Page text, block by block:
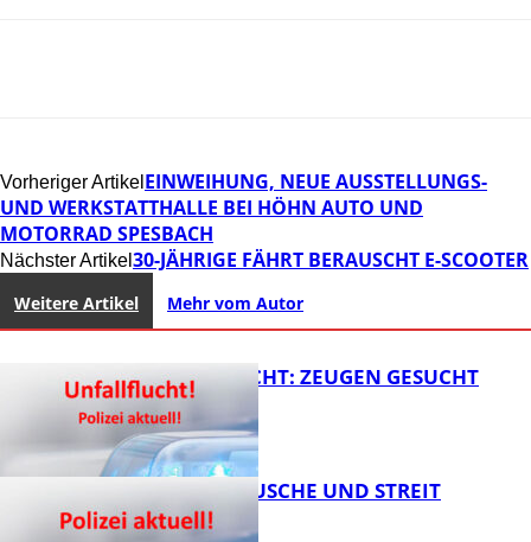
Vorheriger Artikel EINWEIHUNG, NEUE AUSSTELLUNGS-
UND WERKSTATTHALLE BEI HÖHN AUTO UND
MOTORRAD SPESBACH
Nächster Artikel 30-JÄHRIGE FÄHRT BERAUSCHT E-SCOOTER
Weitere Artikel Mehr vom Autor
UNFALLFLUCHT: ZEUGEN GESUCHT
KNALLGERÄUSCHE UND STREIT